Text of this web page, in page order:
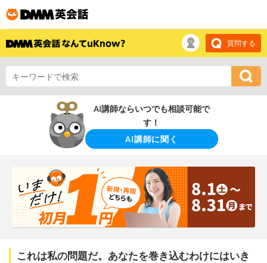
質問する
AI講師ならいつでも相談可能で
す！
AI講師に聞く
これは私の問題だ。あなたを巻き込むわけにはいき